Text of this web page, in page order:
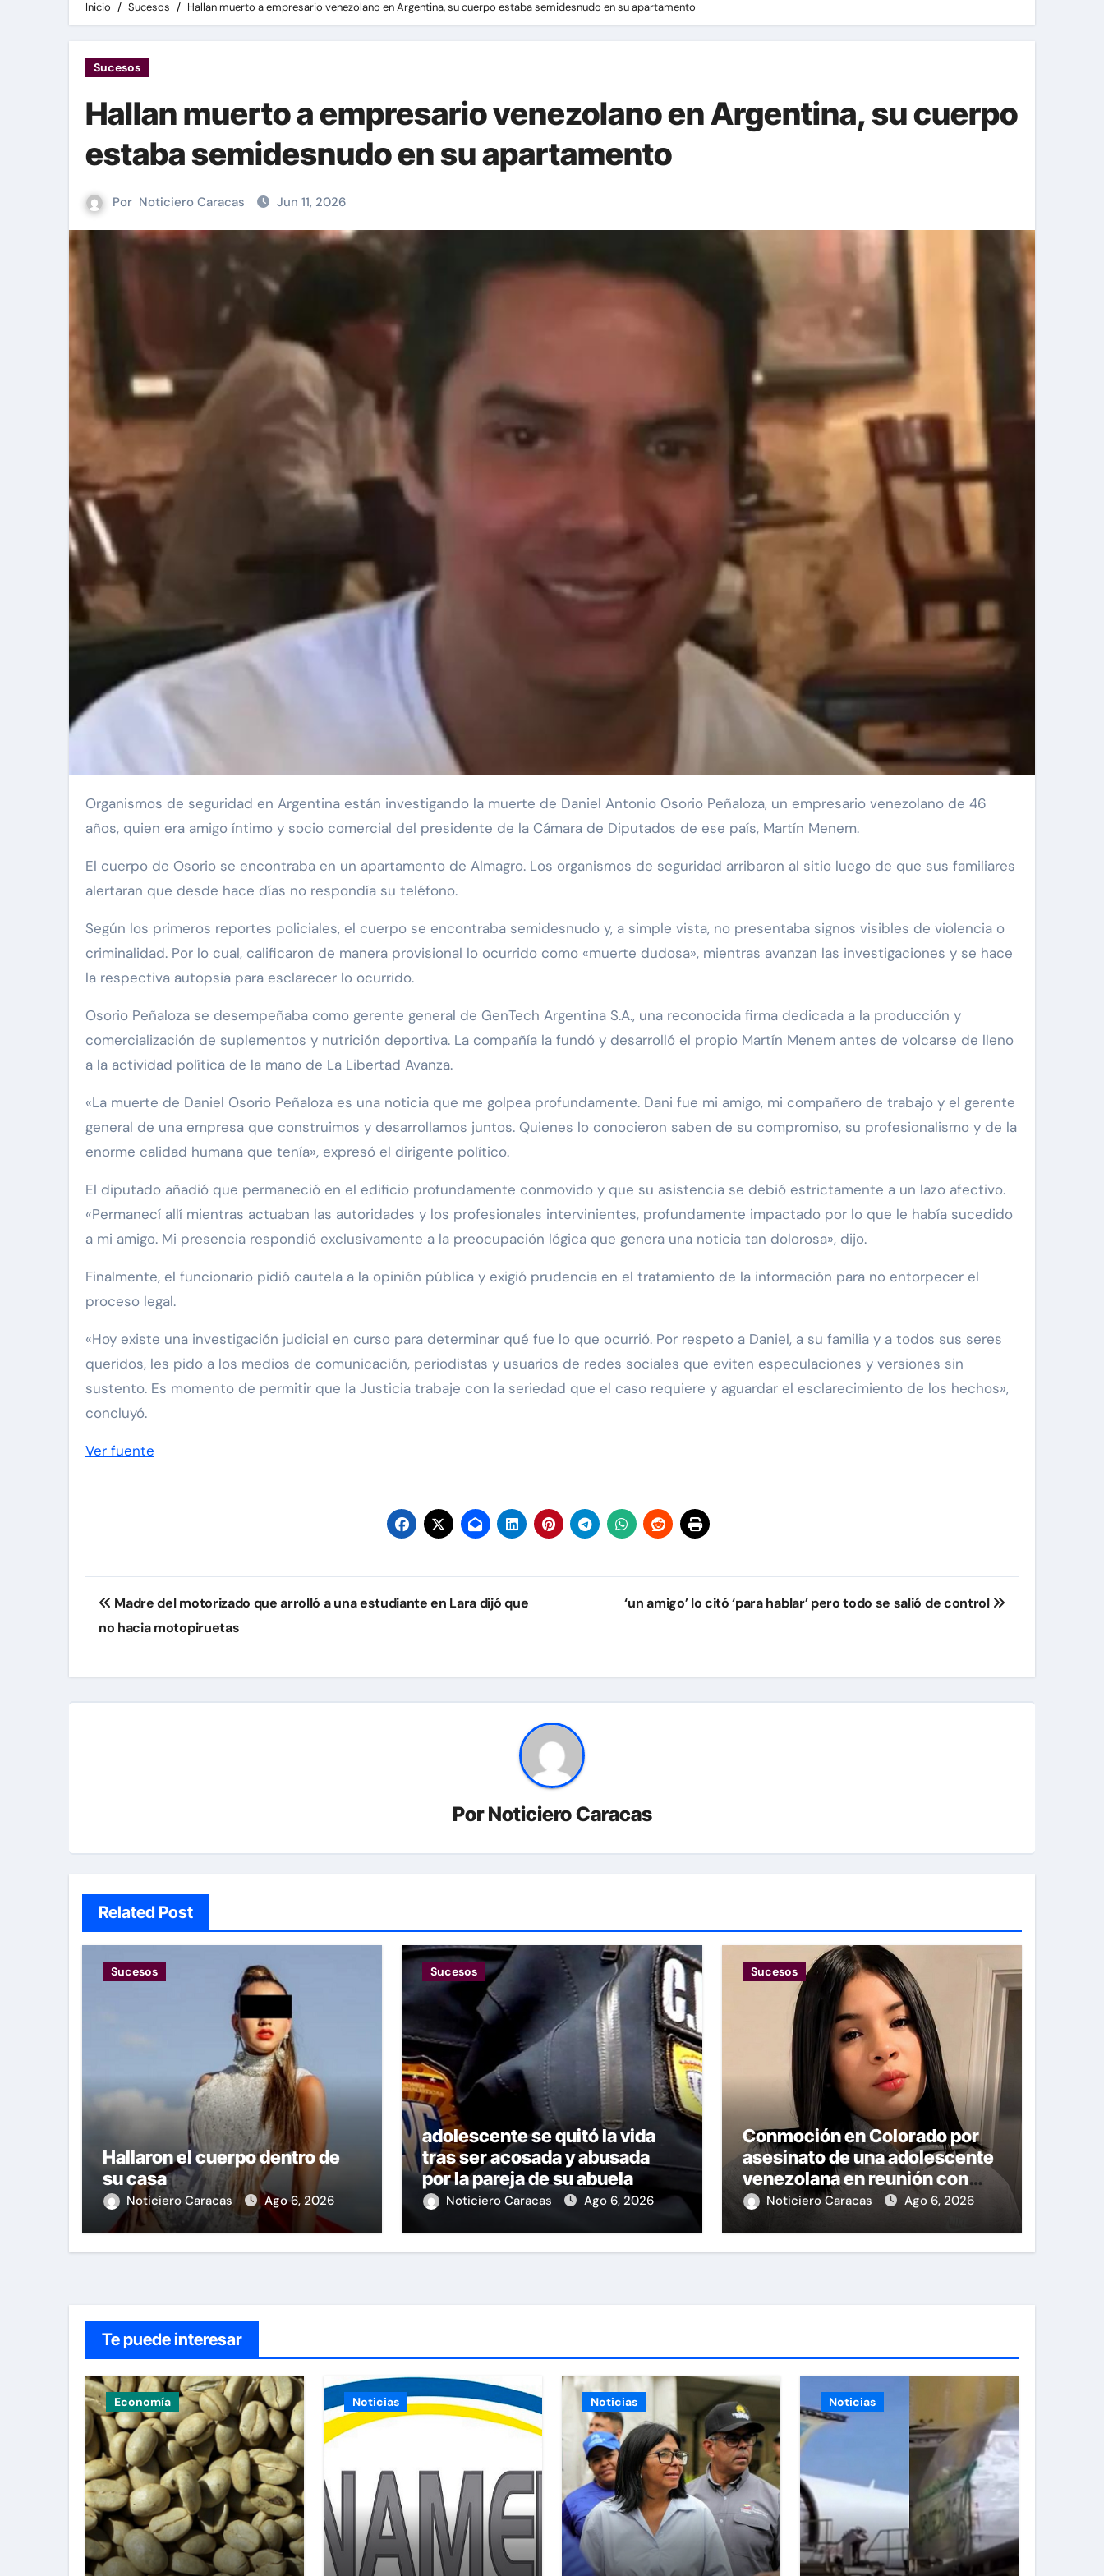
Inicio Sucesos Hallan muerto a empresario venezolano en Argentina, su cuerpo estaba semidesnudo en su apartamento
Sucesos
Hallan muerto a empresario venezolano en Argentina, su cuerpo
estaba semidesnudo en su apartamento
Por Noticiero Caracas Jun 11, 2026
Organismos de seguridad en Argentina están investigando la muerte de Daniel Antonio Osorio Peñaloza, un empresario venezolano de 46
años, quien era amigo íntimo y socio comercial del presidente de la Cámara de Diputados de ese país, Martín Menem.
El cuerpo de Osorio se encontraba en un apartamento de Almagro. Los organismos de seguridad arribaron al sitio luego de que sus familiares
alertaran que desde hace días no respondía su teléfono.
Según los primeros reportes policiales, el cuerpo se encontraba semidesnudo y, a simple vista, no presentaba signos visibles de violencia o
criminalidad. Por lo cual, calificaron de manera provisional lo ocurrido como «muerte dudosa», mientras avanzan las investigaciones y se hace
la respectiva autopsia para esclarecer lo ocurrido.
Osorio Peñaloza se desempeñaba como gerente general de GenTech Argentina S.A., una reconocida firma dedicada a la producción y
comercialización de suplementos y nutrición deportiva. La compañía la fundó y desarrolló el propio Martín Menem antes de volcarse de lleno
a la actividad política de la mano de La Libertad Avanza.
«La muerte de Daniel Osorio Peñaloza es una noticia que me golpea profundamente. Dani fue mi amigo, mi compañero de trabajo y el gerente
general de una empresa que construimos y desarrollamos juntos. Quienes lo conocieron saben de su compromiso, su profesionalismo y de la
enorme calidad humana que tenía», expresó el dirigente político.
El diputado añadió que permaneció en el edificio profundamente conmovido y que su asistencia se debió estrictamente a un lazo afectivo.
«Permanecí allí mientras actuaban las autoridades y los profesionales intervinientes, profundamente impactado por lo que le había sucedido
a mi amigo. Mi presencia respondió exclusivamente a la preocupación lógica que genera una noticia tan dolorosa», dijo.
Finalmente, el funcionario pidió cautela a la opinión pública y exigió prudencia en el tratamiento de la información para no entorpecer el
proceso legal.
«Hoy existe una investigación judicial en curso para determinar qué fue lo que ocurrió. Por respeto a Daniel, a su familia y a todos sus seres
queridos, les pido a los medios de comunicación, periodistas y usuarios de redes sociales que eviten especulaciones y versiones sin
sustento. Es momento de permitir que la Justicia trabaje con la seriedad que el caso requiere y aguardar el esclarecimiento de los hechos»,
concluyó.
Ver fuente
Navegación
de
Madre del motorizado que arrolló a una estudiante en Lara dijó que
no hacia motopiruetas
‘un amigo’ lo citó ‘para hablar’ pero todo se salió de control
PorNoticiero Caracas
Related Post
Sucesos
Hallaron el cuerpo dentro de
su casa
Noticiero Caracas Ago 6, 2026
Sucesos
adolescente se quitó la vida
tras ser acosada y abusada
por la pareja de su abuela
Noticiero Caracas Ago 6, 2026
Sucesos
Conmoción en Colorado por
asesinato de una adolescente
venezolana en reunión con
amigos
Noticiero Caracas Ago 6, 2026
Te puede interesar
Economía Noticias Noticias Noticias